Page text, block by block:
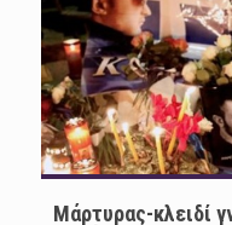
Μάρτυρας-κλειδί